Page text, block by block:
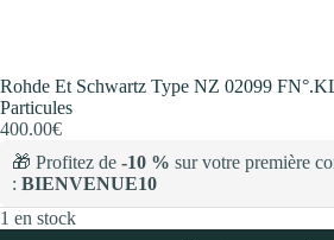
Rohde Et Schwartz Type NZ 02099
Particules
400.00€
🎁 Profitez de -10 % sur votre première
: BIENVENUE10
1 en stock